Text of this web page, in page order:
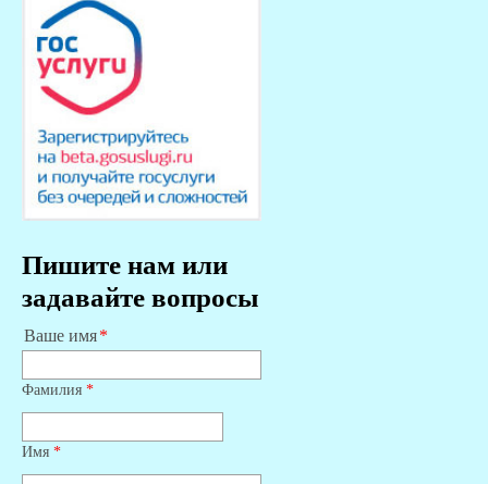
Пишите нам или
задавайте вопросы
Ваше имя
Фамилия *
Имя *